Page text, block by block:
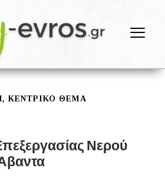
,ΚΕΝΤΡΙΚΟ ΘΕΜΑ
Νερού